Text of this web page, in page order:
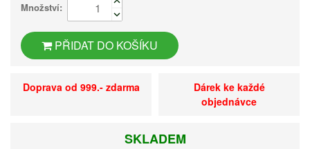
Množství:
PŘIDAT DO KOŠÍKU
Doprava od 999.- zdarma
Dárek ke každé
objednávce
SKLADEM